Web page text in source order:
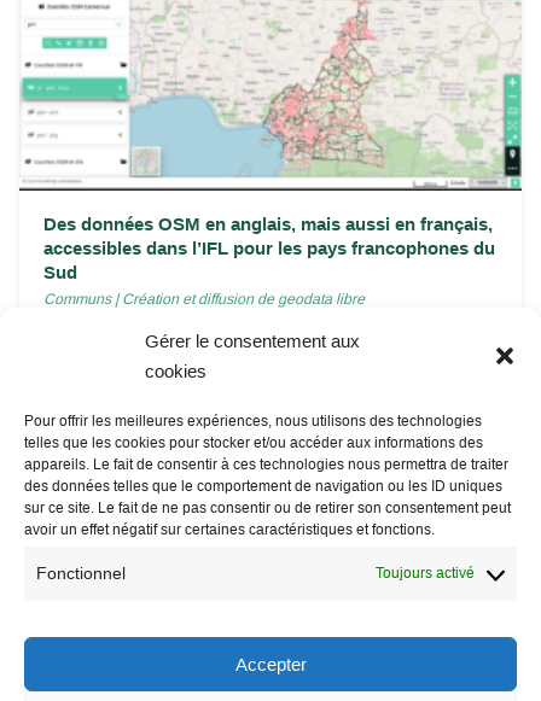
Gérer le consentement aux
cookies
Pour offrir les meilleures expériences, nous utilisons des technologies
telles que les cookies pour stocker et/ou accéder aux informations des
appareils. Le fait de consentir à ces technologies nous permettra de traiter
des données telles que le comportement de navigation ou les ID uniques
sur ce site. Le fait de ne pas consentir ou de retirer son consentement peut
avoir un effet négatif sur certaines caractéristiques et fonctions.
Fonctionnel Toujours activé
Accepter
Des données OSM en anglais, mais aussi en français,
accessibles dans l’IFL pour les pays francophones du
Sud
Communs|Création et diffusion de geodata libre
Des données OSM téléchargeables avec des attributs dans une
langue autre que l’anglais, non pas avec un service...